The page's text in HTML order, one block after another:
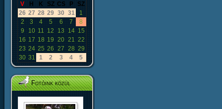
V H K SZ CS P
SZ
26 27 28 29 30 31
1
2
3 4 5 6 7
8
9
10 11 12 13 14 15
16 17 18 19 20 21 22
23 24 25 26 27 28 29
30 31 1 2 3 4 5
Fotóink közül